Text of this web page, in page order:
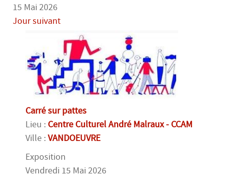
15 Mai 2026
Jour suivant
Carré sur pattes
Lieu : Centre Culturel André Malraux - CCAM
Ville : VANDOEUVRE
Exposition
Vendredi 15 Mai 2026